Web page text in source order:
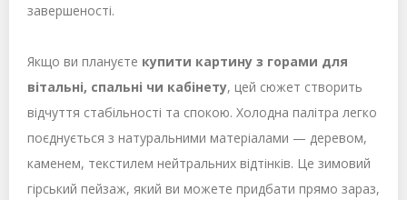
завершеності.
Якщо ви плануєте купити картину з горами для
вітальні, спальні чи кабінету, цей сюжет створить
відчуття стабільності та спокою. Холодна палітра легко
поєднується з натуральними матеріалами — деревом,
каменем, текстилем нейтральних відтінків. Це зимовий
гірський пейзаж, який ви можете придбати прямо зараз,